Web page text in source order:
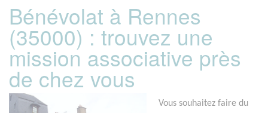
Bénévolat à Rennes
(35000) : trouvez une
mission associative près
de chez vous
Vous souhaitez faire du